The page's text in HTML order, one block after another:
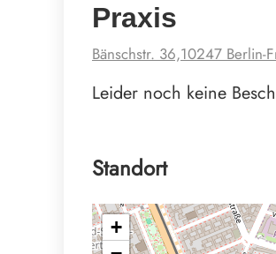
Praxis
Bänschstr. 36,10247 Berlin-
Leider noch keine
Standort
+